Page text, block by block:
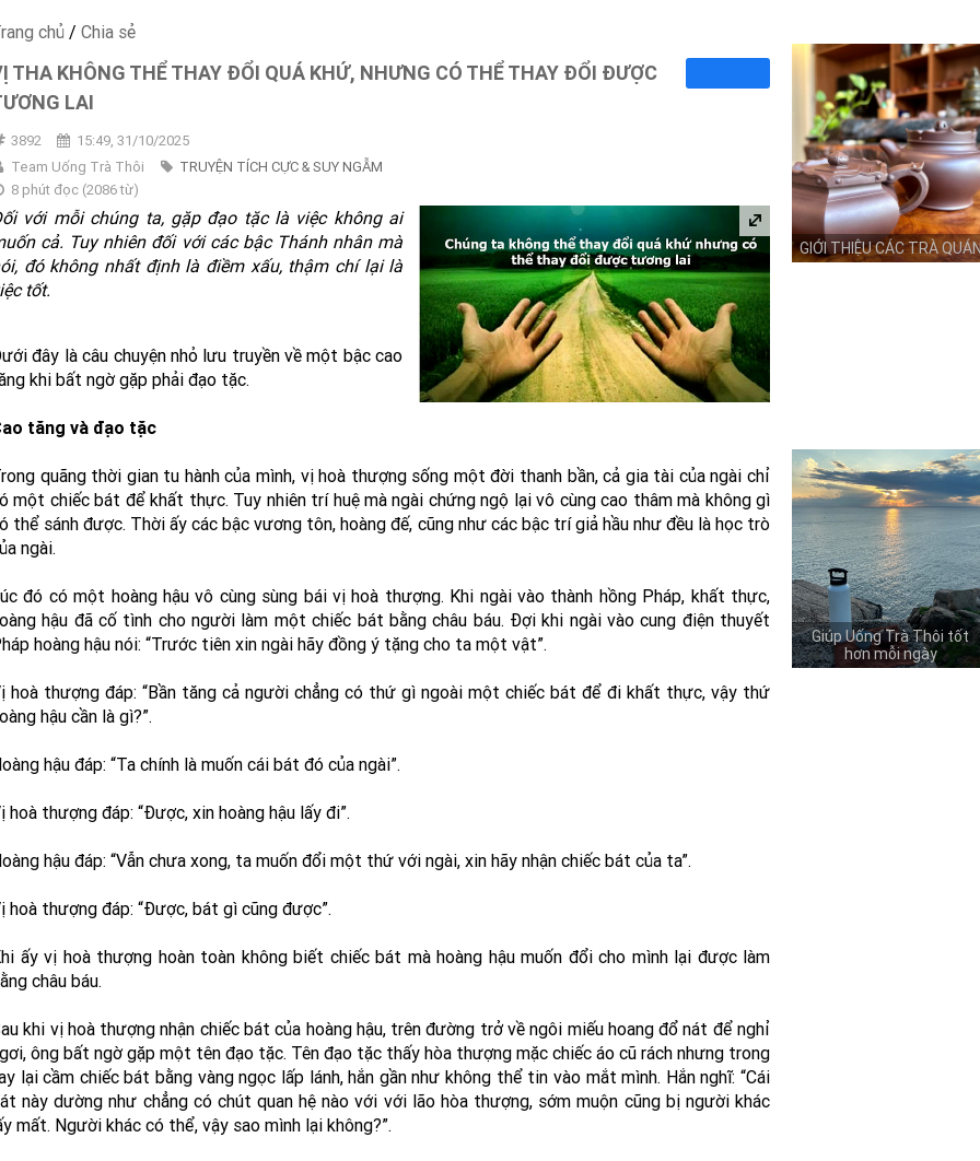
chủ / Chia sẻ
THA KHÔNG THỂ THAY ĐỔI QUÁ KHỨ, NHƯNG CÓ THỂ THAY ĐỔI ĐƯỢC
LAI
3892
15:49, 31/10/2025
Team Uống Trà Thôi
TRUYỆN TÍCH CỰC & SUY NGẪM
8 phút đọc(2086từ)
với mỗi chúng ta, gặp đạo tặc là việc không ai
cả. Tuy nhiên đối với các bậc Thánh nhân mà
đó không nhất định là điềm xấu, thậm chí lại là
tốt.
đây là câu chuyện nhỏ lưu truyền về một bậc cao
khi bất ngờ gặp phải đạo tặc.
tăng và đạo tặc
quãng thời gian tu hành của mình, vị hoà thượng sống một đời thanh bần, cả gia tài của ngài chỉ
một chiếc bát để khất thực. Tuy nhiên trí huệ mà ngài chứng ngộ lại vô cùng cao thâm mà không gì
thể sánh được. Thời ấy các bậc vương tôn, hoàng đế, cũng như các bậc trí giả hầu như đều là học trò
ngài.
đó có một hoàng hậu vô cùng sùng bái vị hoà thượng. Khi ngài vào thành hồng Pháp, khất thực,
hậu đã cố tình cho người làm một chiếc bát bằng châu báu. Đợi khi ngài vào cung điện thuyết
hoàng hậu nói: “Trước tiên xin ngài hãy đồng ý tặng cho ta một vật”.
hoà thượng đáp: “Bần tăng cả người chẳng có thứ gì ngoài một chiếc bát để đi khất thực, vậy thứ
hậu cần là gì?”.
hậu đáp: “Ta chính là muốn cái bát đó của ngài”.
hoà thượng đáp: “Được, xin hoàng hậu lấy đi”.
hậu đáp: “Vẫn chưa xong, ta muốn đổi một thứ với ngài, xin hãy nhận chiếc bát của ta”.
hoà thượng đáp: “Được, bát gì cũng được”.
ấy vị hoà thượng hoàn toàn không biết chiếc bát mà hoàng hậu muốn đổi cho mình lại được làm
châu báu.
khi vị hoà thượng nhận chiếc bát của hoàng hậu, trên đường trở về ngôi miếu hoang đổ nát để nghỉ
ông bất ngờ gặp một tên đạo tặc. Tên đạo tặc thấy hòa thượng mặc chiếc áo cũ rách nhưng trong
lại cầm chiếc bát bằng vàng ngọc lấp lánh, hắn gần như không thể tin vào mắt mình. Hắn nghĩ: “Cái
này dường như chẳng có chút quan hệ nào với với lão hòa thượng, sớm muộn cũng bị người khác
mất. Người khác có thể, vậy sao mình lại không?”.
GIỚI THIỆU CÁC TRÀ
Giúp Uống Trà Thôi tốt
hơn mỗi ngày